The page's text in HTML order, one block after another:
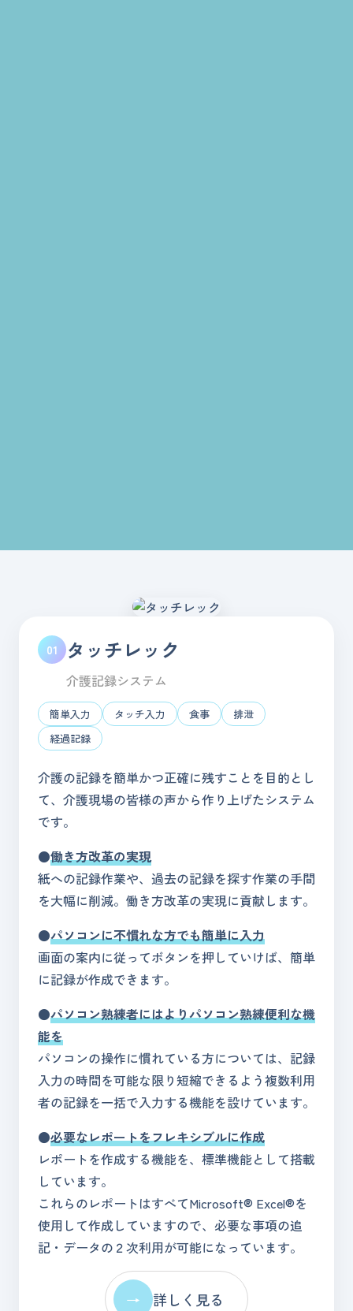
01 タッチレック
介護記録システム
簡単入力 タッチ入力 食事
排泄
経過記録
介護の記録を簡単かつ正確に残すことを目的とし
て、介護現場の皆様の声から作り上げたシステム
です。
●働き方改革の実現
紙への記録作業や、過去の記録を探す作業の手間
を大幅に削減。働き方改革の実現に貢献します。
●パソコンに不慣れな方でも簡単に入力
画面の案内に従ってボタンを押していけば、簡単
に記録が作成できます。
●パソコン熟練者にはよりパソコン熟練便利な機
能を
パソコンの操作に慣れている方については、記録
入力の時間を可能な限り短縮できるよう複数利用
者の記録を一括で入力する機能を設けています。
●必要なレポートをフレキシブルに作成
レポートを作成する機能を、標準機能として搭載
しています。
これらのレポートはすべてMicrosoft® Excel®を
使用して作成していますので、必要な事項の追
記・データの２次利用が可能になっています。
→ 詳しく見る